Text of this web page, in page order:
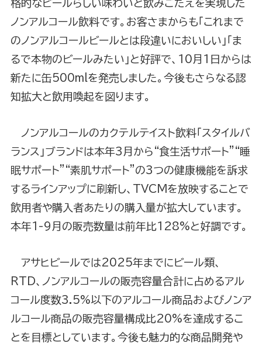
格的なビールらしい味わいと飲みごたえを実現した
ノンアルコール飲料です。お客さまからも「これまで
のノンアルコールビールとは段違いにおいしい」「ま
るで本物のビールみたい」と好評で、10月1日からは
新たに缶500mlを発売しました。今後もさらなる認
知拡大と飲用喚起を図ります。
ノンアルコールのカクテルテイスト飲料「スタイルバ
ランス」ブランドは本年3月から“食生活サポート”“睡
眠サポート”“素肌サポート”の3つの健康機能を訴求
するラインアップに刷新し、TVCMを放映することで
飲用者や購入者あたりの購入量が拡大しています。
本年1-9月の販売数量は前年比128%と好調です。
アサヒビールでは2025年までにビール類、
RTD、ノンアルコールの販売容量合計に占めるアル
コール度数3.5%以下のアルコール商品およびノンア
ルコール商品の販売容量構成比20%を達成するこ
とを目標としています。今後も魅力的な商品開発や